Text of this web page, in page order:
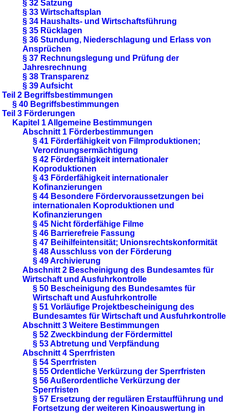
§ 32 Satzung
§ 33 Wirtschaftsplan
§ 34 Haushalts- und Wirtschaftsführung
§ 35 Rücklagen
§ 36 Stundung, Niederschlagung und Erlass von
Ansprüchen
§ 37 Rechnungslegung und Prüfung der
Jahresrechnung
§ 38 Transparenz
§ 39 Aufsicht
Teil 2 Begriffsbestimmungen
§ 40 Begriffsbestimmungen
Teil 3 Förderungen
Kapitel 1 Allgemeine Bestimmungen
Abschnitt 1 Förderbestimmungen
§ 41 Förderfähigkeit von Filmproduktionen;
Verordnungsermächtigung
§ 42 Förderfähigkeit internationaler
Koproduktionen
§ 43 Förderfähigkeit internationaler
Kofinanzierungen
§ 44 Besondere Fördervoraussetzungen bei
internationalen Koproduktionen und
Kofinanzierungen
§ 45 Nicht förderfähige Filme
§ 46 Barrierefreie Fassung
§ 47 Beihilfeintensität; Unionsrechtskonformität
§ 48 Ausschluss von der Förderung
§ 49 Archivierung
Abschnitt 2 Bescheinigung des Bundesamtes für
Wirtschaft und Ausfuhrkontrolle
§ 50 Bescheinigung des Bundesamtes für
Wirtschaft und Ausfuhrkontrolle
§ 51 Vorläufige Projektbescheinigung des
Bundesamtes für Wirtschaft und Ausfuhrkontrolle
Abschnitt 3 Weitere Bestimmungen
§ 52 Zweckbindung der Fördermittel
§ 53 Abtretung und Verpfändung
Abschnitt 4 Sperrfristen
§ 54 Sperrfristen
§ 55 Ordentliche Verkürzung der Sperrfristen
§ 56 Außerordentliche Verkürzung der
Sperrfristen
§ 57 Ersetzung der regulären Erstaufführung und
Fortsetzung der weiteren Kinoauswertung in